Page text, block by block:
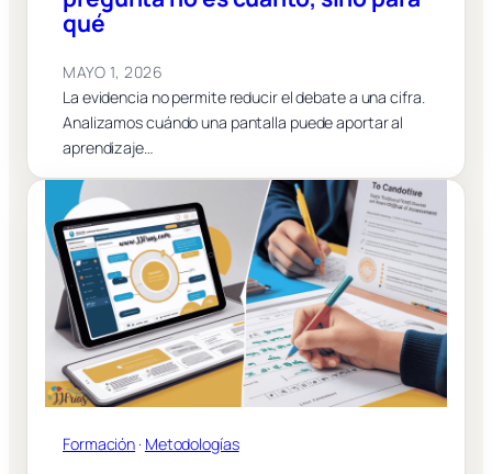
qué
MAYO 1, 2026
La evidencia no permite reducir el debate a una cifra.
Analizamos cuándo una pantalla puede aportar al
aprendizaje…
Formación · Metodologías